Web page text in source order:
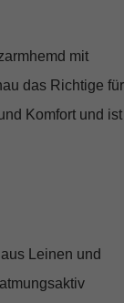
mit
das Richtige für
Komfort und ist
Leinen und